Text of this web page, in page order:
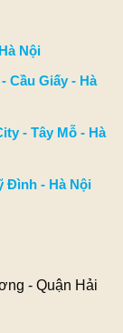
Nội
Cầu Giấy - Hà
- Tây Mỗ - Hà
Đình - Hà Nội
- Quận Hải